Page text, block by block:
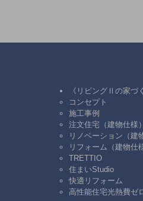
《リビングⅡの家づ
コンセプト
施工事例
注文住宅（建物仕様）
リノベーション（建
リフォーム（建物仕
TRETTIO
住まいStudio
快適リフォーム
高性能住宅光熱費ゼ